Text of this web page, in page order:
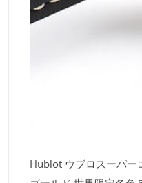
Hublot ウブロスーパー